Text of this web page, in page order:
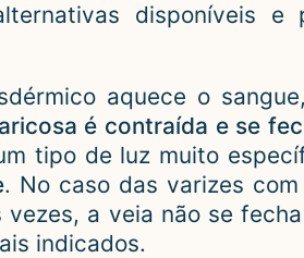
disponíveis e
aquece o
é contraída e se
tipo de luz muito
. No caso das varizes
a veia não se
indicados.